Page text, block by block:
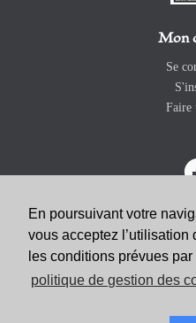
En poursuivant votre
vous acceptez l’utilisation
les conditions prévues par
politique de gestion des
Mon
Se
Faire